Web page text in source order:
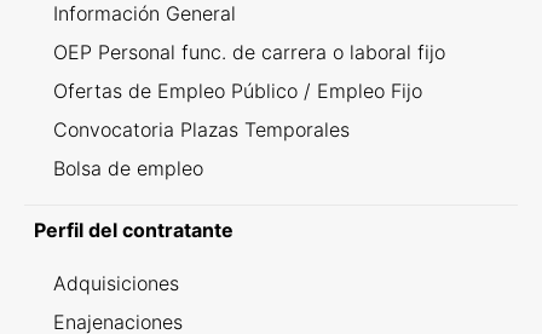
Información General
OEP Personal func. de carrera o laboral fijo
Ofertas de Empleo Público / Empleo Fijo
Convocatoria Plazas Temporales
Bolsa de empleo
Perfil del contratante
Adquisiciones
Enajenaciones